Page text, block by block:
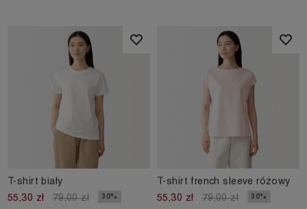
T-shirt biały
55,30 zł
79,00 zł 30%
T-shirt french sleeve różowy
55,30 zł
79,00 zł 30%